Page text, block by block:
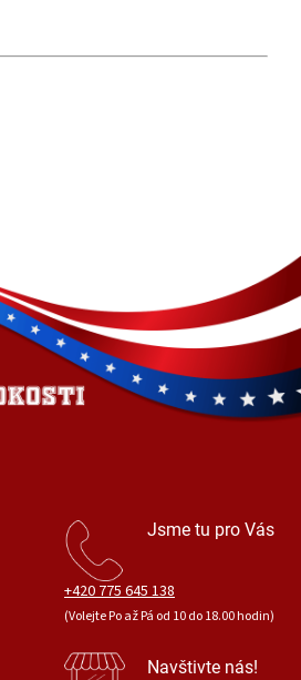
Jsme tu pro Vás
+420 775 645 138
(Volejte Po až Pá od 10 do 18.00 hodin)
Navštivte nás!